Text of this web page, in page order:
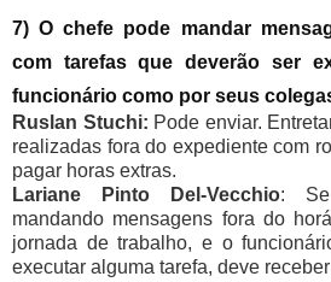
7) O chefe pode mandar
com tarefas que deverão ser
funcionário como por seus
Ruslan Stuchi: Pode enviar.
realizadas fora do expediente com
pagar horas extras.
Lariane Pinto Del-Vecchio: Se
mandando mensagens fora do
jornada de trabalho, e o
executar alguma tarefa, deve